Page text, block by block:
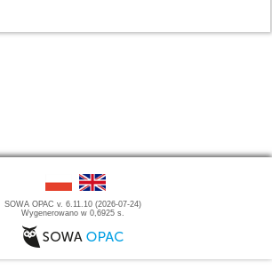
SOWA OPAC v. 6.11.10 (2026-07-24)
Wygenerowano w 0,6925 s.